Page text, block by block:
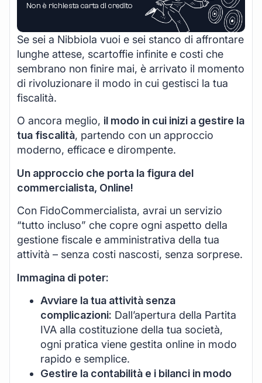
Non è richiesta carta di credito
Se sei a Nibbiola vuoi e sei stanco di affrontare
lunghe attese, scartoffie infinite e costi che
sembrano non finire mai, è arrivato il momento
di rivoluzionare il modo in cui gestisci la tua
fiscalità.
O ancora meglio, il modo in cui inizi a gestire la
tua fiscalità, partendo con un approccio
moderno, efficace e dirompente.
Un approccio che porta la figura del
commercialista, Online!
Con FidoCommercialista, avrai un servizio
“tutto incluso” che copre ogni aspetto della
gestione fiscale e amministrativa della tua
attività – senza costi nascosti, senza sorprese.
Immagina di poter:
Avviare la tua attività senza
complicazioni: Dall’apertura della Partita
IVA alla costituzione della tua società,
ogni pratica viene gestita online in modo
rapido e semplice.
Gestire la contabilità e i bilanci in modo